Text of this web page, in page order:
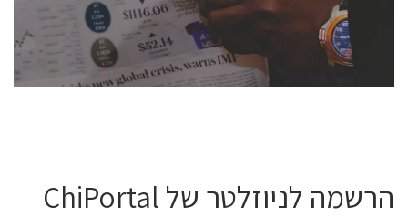
לחץ לפרטים
הרשמה לניוזלטר של ChiPortal